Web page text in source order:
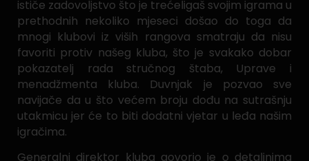
ističe zadovoljstvo što je trećeligaš svojim igrama u
prethodnih nekoliko mjeseci došao do toga da
mnogi klubovi iz viših rangova smatraju da nisu
favoriti protiv našeg kluba, što je svakako dobar
pokazatelj rada stručnog štaba, Uprave i
menadžmenta kluba. Duvnjak je pozvao sve
navijače da u što većem broju dođu na sutrašnju
utakmicu jer će to biti dodatni vjetar u leđa našim
igračima.
Generalni direktor kluba govorio je o detaljnima